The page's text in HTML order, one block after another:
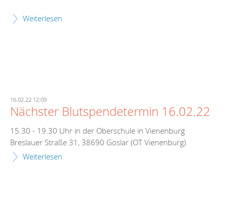
Weiterlesen
16.02.22 12:09
Nächster Blutspendetermin 16.02.22
15.30 - 19.30 Uhr in der Oberschule in Vienenburg
Breslauer Straße 31, 38690 Goslar (OT Vienenburg)
Weiterlesen